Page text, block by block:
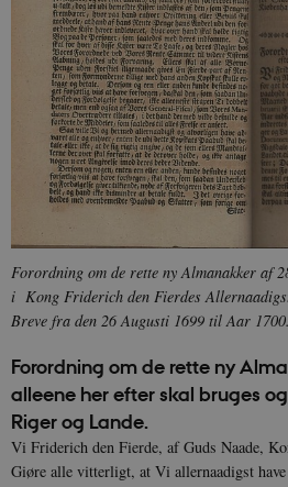
Forordning om de rette ny Almanakker af
i Kong Friderich den Fierdes
Breve fra den 26 Augusti 1699 til Aar
Forordning om de rette ny
alleene her efter skal bruges
Riger og Lande.
Vi Friderich den Fierde, af Guds Naade,
Giøre alle vitterligt, at Vi allernaadigst